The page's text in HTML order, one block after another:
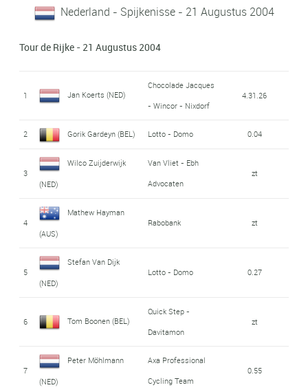
Nederland - Spijkenisse - 21 Augustus 2004
Tour de Rijke - 21 Augustus 2004
1 Jan Koerts (NED)
Chocolade Jacques
- Wincor - Nixdorf
4.31.26
2 Gorik Gardeyn (BEL) Lotto - Domo 0.04
3
Wilco Zuijderwijk
(NED)
Van Vliet - Ebh
Advocaten
zt
4
Mathew Hayman
(AUS)
Rabobank zt
5
Stefan Van Dijk
(NED)
Lotto - Domo 0.27
6 Tom Boonen (BEL)
Quick Step -
Davitamon
zt
7
Peter Möhlmann
(NED)
Axa Professional
Cycling Team
0.55